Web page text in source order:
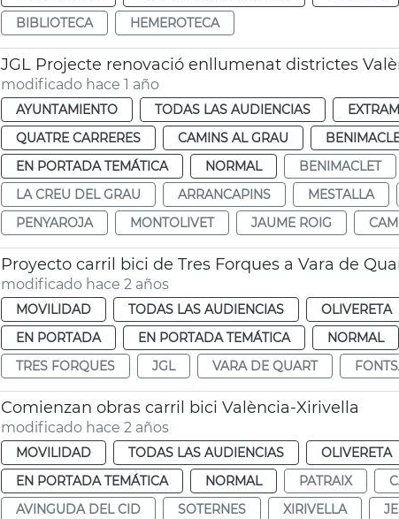
BIBLIOTECA
HEMEROTECA
JGL Projecte renovació enllumenat districtes
modificado hace 1 año
AYUNTAMIENTO TODAS LAS AUDIENCIAS
QUATRE CARRERES
CAMINS AL GRAU
EN PORTADA TEMÁTICA
NORMAL BENIMACLET
LA CREU DEL GRAU
ARRANCAPINS MESTALLA
PENYAROJA
MONTOLIVET JAUME ROIG
Proyecto carril bici de Tres Forques a Vara de
modificado hace 2 años
MOVILIDAD TODAS LAS AUDIENCIAS OLIVERETA
EN PORTADA
EN PORTADA TEMÁTICA NORMAL
TRES FORQUES
JGL VARA DE QUART
Comienzan obras carril bici València-Xirivella
modificado hace 2 años
MOVILIDAD TODAS LAS AUDIENCIAS OLIVERETA
EN PORTADA TEMÁTICA
NORMAL PATRAIX
AVINGUDA DEL CID
SOTERNES XIRIVELLA